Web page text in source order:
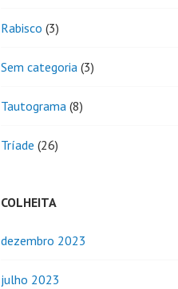
Rabisco (3)
Sem categoria (3)
Tautograma (8)
Tríade (26)
COLHEITA
dezembro 2023
julho 2023